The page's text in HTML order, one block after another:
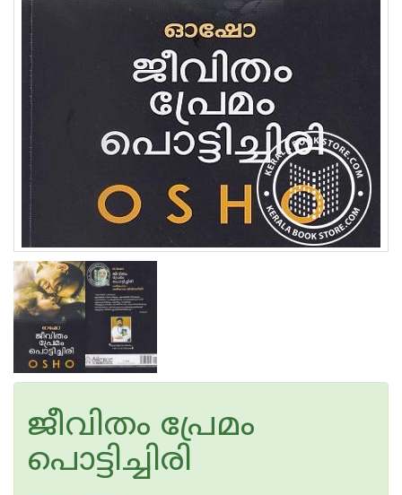
ജീവിതം പ്രേമം
പൊട്ടിച്ചിരി